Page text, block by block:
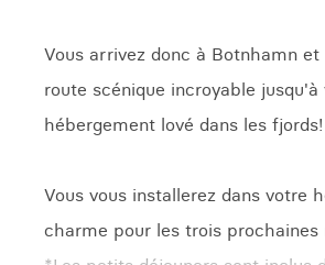
Vous arrivez donc à Botnhamn et
route scénique incroyable jusqu'à
hébergement lové dans les fjords!
Vous vous installerez dans votre
charme pour les trois prochaines